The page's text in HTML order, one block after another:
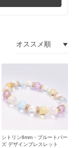
シトリン8mm・ブルートパー
ズ デザインブレスレット